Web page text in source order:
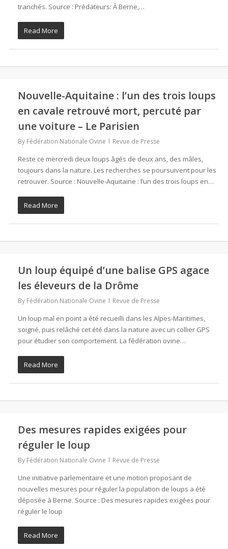
tranchés. Source : Prédateurs: À Berne,…
Read More
Nouvelle-Aquitaine : l’un des trois loups
en cavale retrouvé mort, percuté par
une voiture – Le Parisien
By Fédération Nationale Ovine Revue de Presse
Reste ce mercredi deux loups âgés de deux ans, des mâles,
toujours dans la nature. Les recherches se poursuivent pour les
retrouver. Source : Nouvelle-Aquitaine : l’un des trois loups en…
Read More
Un loup équipé d’une balise GPS agace
les éleveurs de la Drôme
By Fédération Nationale Ovine Revue de Presse
Un loup mal en point a été recueilli dans les Alpes-Maritimes,
soigné, puis relâché cet été dans la nature avec un collier GPS
pour étudier son comportement. La fédération ovine…
Read More
Des mesures rapides exigées pour
réguler le loup
By Fédération Nationale Ovine Revue de Presse
Une initiative parlementaire et une motion proposant de
nouvelles mesures pour réguler la population de loups a été
déposée à Berne. Source : Des mesures rapides exigées pour
réguler le loup
Read More